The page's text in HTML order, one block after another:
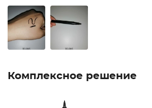
Комплексное решение